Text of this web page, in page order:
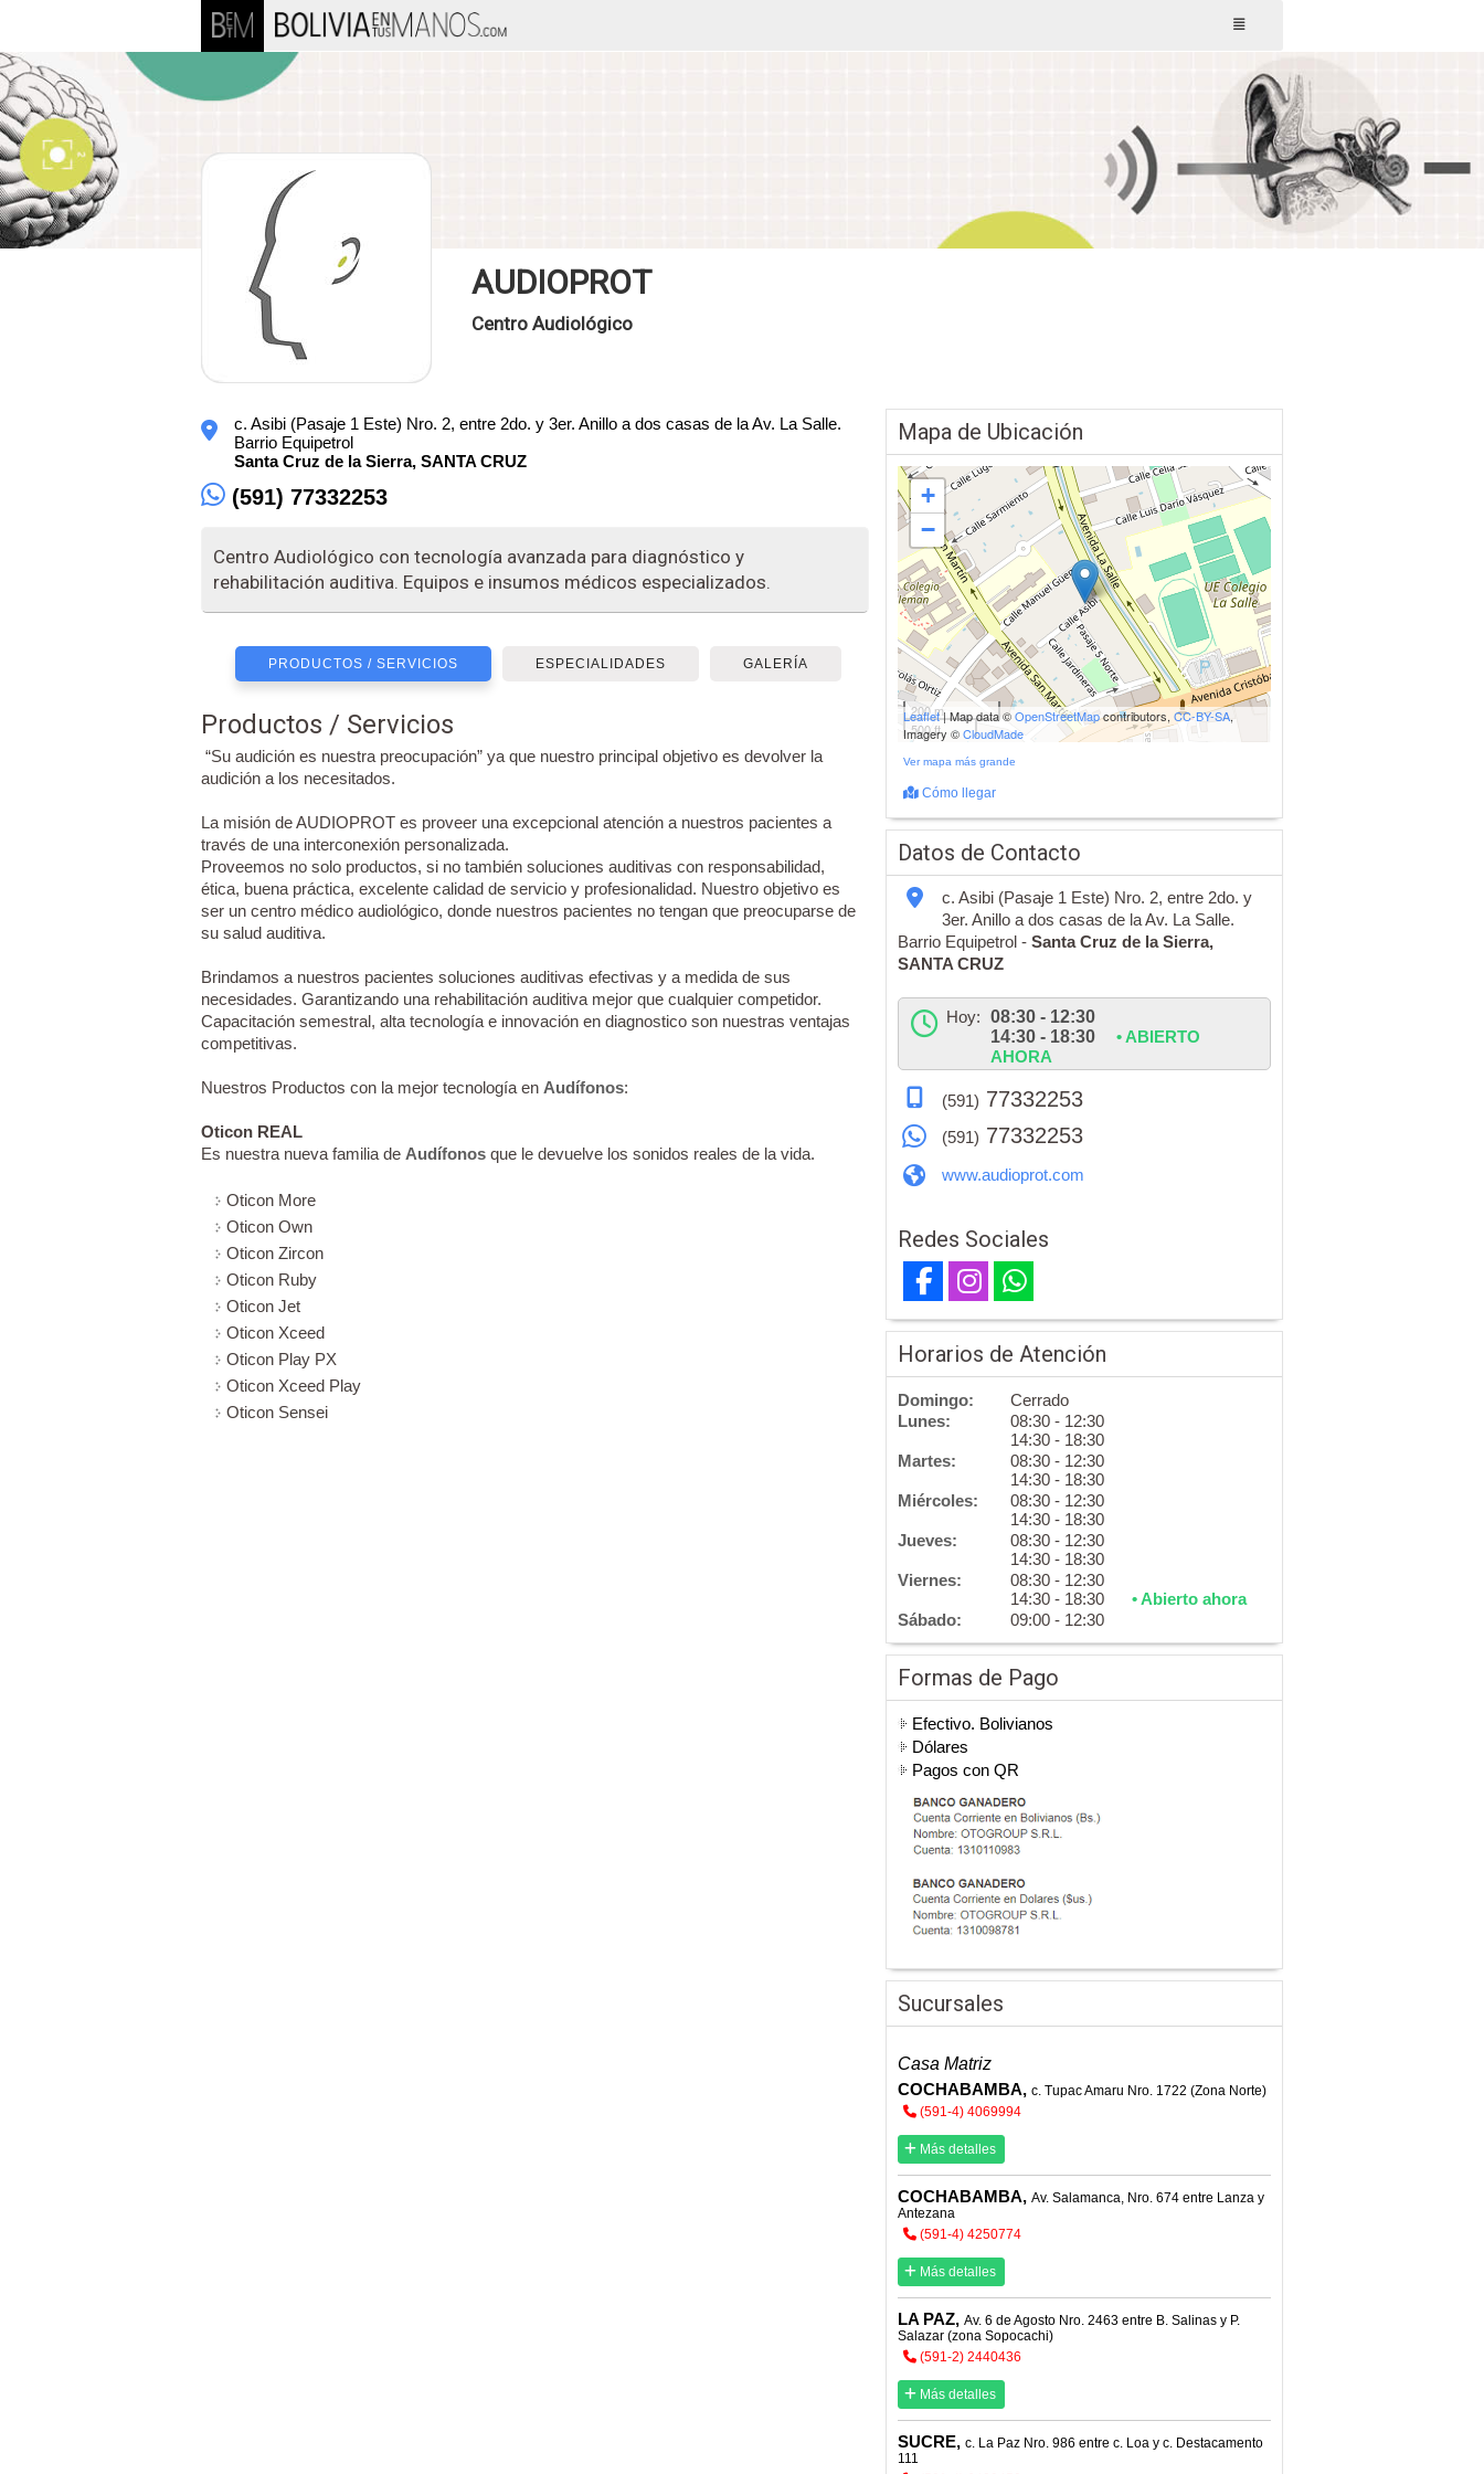
AUDIOPROT
Centro Audiológico
c. Asibi (Pasaje 1 Este) Nro. 2, entre 2do. y 3er. Anillo a dos casas de la Av. La Salle.
Barrio Equipetrol
Santa Cruz de la Sierra, SANTA CRUZ
(591) 77332253
Centro Audiológico con tecnología avanzada para diagnóstico y
rehabilitación auditiva. Equipos e insumos médicos especializados.
PRODUCTOS / SERVICIOS ESPECIALIDADES GALERÍA
Productos / Servicios
“Su audición es nuestra preocupación” ya que nuestro principal objetivo es devolver la
audición a los necesitados.
La misión de AUDIOPROT es proveer una excepcional atención a nuestros pacientes a
través de una interconexión personalizada.
Proveemos no solo productos, si no también soluciones auditivas con responsabilidad,
ética, buena práctica, excelente calidad de servicio y profesionalidad. Nuestro objetivo es
ser un centro médico audiológico, donde nuestros pacientes no tengan que preocuparse de
su salud auditiva.
Brindamos a nuestros pacientes soluciones auditivas efectivas y a medida de sus
necesidades. Garantizando una rehabilitación auditiva mejor que cualquier competidor.
Capacitación semestral, alta tecnología e innovación en diagnostico son nuestras ventajas
competitivas.
Nuestros Productos con la mejor tecnología en Audífonos:
Oticon REAL
Es nuestra nueva familia de Audífonos que le devuelve los sonidos reales de la vida.
Oticon More
Oticon Own
Oticon Zircon
Oticon Ruby
Oticon Jet
Oticon Xceed
Oticon Play PX
Oticon Xceed Play
Oticon Sensei
Mapa de Ubicación
+
−
200 m
500 ft
Leaflet| Map data ©OpenStreetMapcontributors, CC-BY-SA,
Imagery ©CloudMade
Ver mapa más grande
Cómo llegar
Datos de Contacto
c. Asibi (Pasaje 1 Este) Nro. 2, entre 2do. y
3er. Anillo a dos casas de la Av. La Salle.
Barrio Equipetrol - Santa Cruz de la Sierra,
SANTA CRUZ
Hoy: 08:30 - 12:30
14:30 - 18:30
• ABIERTO
AHORA
(591) 77332253
(591) 77332253
www.audioprot.com
Redes Sociales
Horarios de Atención
Domingo:
Cerrado
Lunes:
08:30 - 12:30
14:30 - 18:30
Martes:
08:30 - 12:30
14:30 - 18:30
Miércoles:
08:30 - 12:30
14:30 - 18:30
Jueves:
08:30 - 12:30
14:30 - 18:30
Viernes:
08:30 - 12:30
14:30 - 18:30
• Abierto ahora
Sábado:
09:00 - 12:30
Formas de Pago
Efectivo. Bolivianos
Dólares
Pagos con QR
Sucursales
Casa Matriz
COCHABAMBA, c. Tupac Amaru Nro. 1722 (Zona Norte)
(591-4) 4069994
Más detalles
COCHABAMBA, Av. Salamanca, Nro. 674 entre Lanza y
Antezana
(591-4) 4250774
Más detalles
LA PAZ, Av. 6 de Agosto Nro. 2463 entre B. Salinas y P.
Salazar (zona Sopocachi)
(591-2) 2440436
Más detalles
SUCRE, c. La Paz Nro. 986 entre c. Loa y c. Destacamento
111